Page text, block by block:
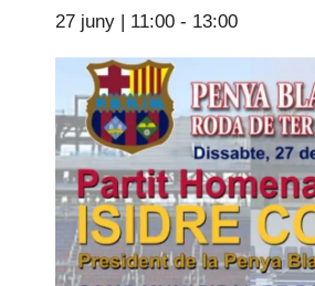
27 juny | 11:00 - 13:00